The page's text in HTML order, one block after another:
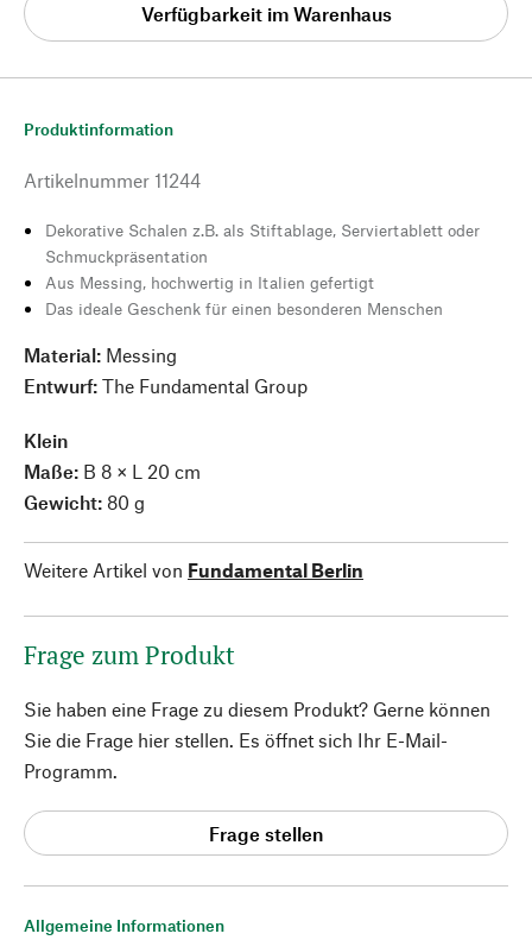
Verfügbarkeit im Warenhaus
Allgemeine Informationen
Produktinformation
Artikelnummer 11244
Dekorative Schalen z.B. als Stiftablage, Serviertablett oder
Schmuckpräsentation
Aus Messing, hochwertig in Italien gefertigt
Das ideale Geschenk für einen besonderen Menschen
Material: Messing
Entwurf: The Fundamental Group
Klein
Maße: B 8 × L 20 cm
Gewicht: 80 g
Weitere Artikel von Fundamental Berlin
Frage zum Produkt
Sie haben eine Frage zu diesem Produkt? Gerne können
Sie die Frage hier stellen. Es öffnet sich Ihr E-Mail-
Programm.
Frage stellen